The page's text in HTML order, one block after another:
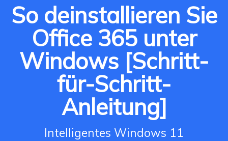
So deinstallieren Sie
Office 365 unter
Windows [Schritt-
für-Schritt-
Anleitung]
Intelligentes Windows 11